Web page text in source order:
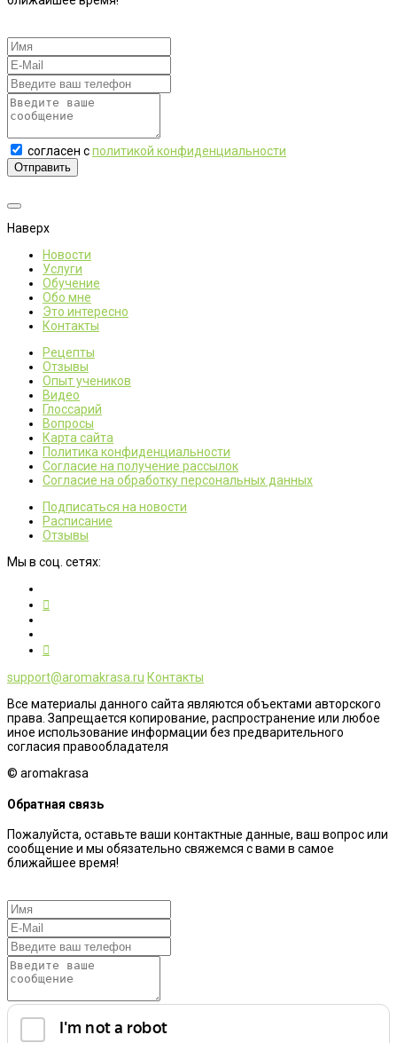
согласен сполитикой конфиденциальности
Отправить
Наверх
Новости
Услуги
Обучение
Обо мне
Это интересно
Контакты
Рецепты
Отзывы
Опыт учеников
Видео
Глоссарий
Вопросы
Карта сайта
Политика конфиденциальности
Согласие на получение рассылок
Согласие на обработку персональных данных
Подписаться на новости
Расписание
Отзывы
Мы в соц. сетях:
support@aromakrasa.ru Контакты
Все материалы данного сайта являются объектами авторского
права. Запрещается копирование, распространение или любое
иное использование информации без предварительного
согласия правообладателя
© aromakrasa
Обратная связь
Пожалуйста, оставьте ваши контактные данные, ваш вопрос или
сообщение и мы обязательно свяжемся с вами в самое
ближайшее время!